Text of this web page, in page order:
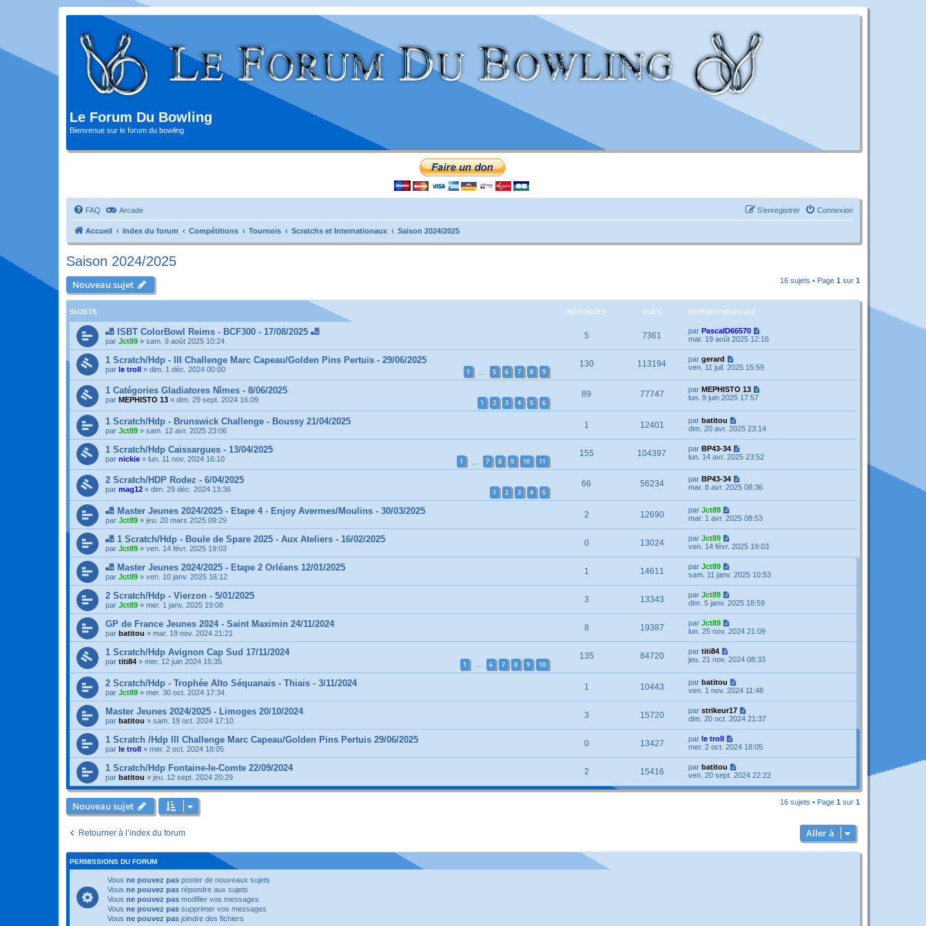
Le Forum Du Bowling
Bienvenue sur le forum du bowling
FAQ Arcade Connexion
S’enregistrer
Accueil Index du forum Compétitions Tournois Scratchs et Internationaux Saison 2024/2025
Saison 2024/2025
Nouveau sujet 16 sujets • Page 1 sur 1
SUJETS RÉPONSES VUES DERNIER MESSAGE
🎳 ISBT ColorBowl Reims - BCF300 - 17/08/2025 🎳
par Jct89 » sam. 9 août 2025 10:24
5 7361 par PascalD66570
mar. 19 août 2025 12:16
1 Scratch/Hdp - III Challenge Marc Capeau/Golden Pins Pertuis - 29/06/2025
par le troll » dim. 1 déc. 2024 00:00 1 5 6 7 8 9
130 113194 par gerard
ven. 11 juil. 2025 15:59
1 Catégories Gladiatores Nîmes - 8/06/2025
par MEPHISTO 13 » dim. 29 sept. 2024 16:09 1 2 3 4 5 6
89 77747 par MEPHISTO 13
lun. 9 juin 2025 17:57
1 Scratch/Hdp - Brunswick Challenge - Boussy 21/04/2025
par Jct89 » sam. 12 avr. 2025 23:06
1 12401 par batitou
dim. 20 avr. 2025 23:14
1 Scratch/Hdp Caissargues - 13/04/2025
par nickie » lun. 11 nov. 2024 16:10 1 7 8 9 10 11
155 104397 par BP43-34
lun. 14 avr. 2025 23:52
2 Scratch/HDP Rodez - 6/04/2025
par mag12 » dim. 29 déc. 2024 13:36 1 2 3 4 5
66 56234 par BP43-34
mar. 8 avr. 2025 08:36
🎳 Master Jeunes 2024/2025 - Etape 4 - Enjoy Avermes/Moulins - 30/03/2025
par Jct89 » jeu. 20 mars 2025 09:29
2 12690 par Jct89
mar. 1 avr. 2025 08:53
🎳 1 Scratch/Hdp - Boule de Spare 2025 - Aux Ateliers - 16/02/2025
par Jct89 » ven. 14 févr. 2025 19:03
0 13024 par Jct89
ven. 14 févr. 2025 19:03
🎳 Master Jeunes 2024/2025 - Etape 2 Orléans 12/01/2025
par Jct89 » ven. 10 janv. 2025 16:12
1 14611 par Jct89
sam. 11 janv. 2025 10:53
2 Scratch/Hdp - Vierzon - 5/01/2025
par Jct89 » mer. 1 janv. 2025 19:08
3 13343 par Jct89
dim. 5 janv. 2025 18:59
GP de France Jeunes 2024 - Saint Maximin 24/11/2024
par batitou » mar. 19 nov. 2024 21:21
8 19387 par Jct89
lun. 25 nov. 2024 21:09
1 Scratch/Hdp Avignon Cap Sud 17/11/2024
par titi84 » mer. 12 juin 2024 15:35 1 … 6 7 8 9 10
135 84720 par titi84
jeu. 21 nov. 2024 08:33
2 Scratch/Hdp - Trophée Alto Séquanais - Thiais - 3/11/2024
par Jct89 » mer. 30 oct. 2024 17:34
1 10443 par batitou
ven. 1 nov. 2024 11:48
Master Jeunes 2024/2025 - Limoges 20/10/2024
par batitou » sam. 19 oct. 2024 17:10
3 15720 par strikeur17
dim. 20 oct. 2024 21:37
1 Scratch /Hdp III Challenge Marc Capeau/Golden Pins Pertuis 29/06/2025
par le troll » mer. 2 oct. 2024 18:05
0 13427 par le troll
mer. 2 oct. 2024 18:05
1 Scratch/Hdp Fontaine-le-Comte 22/09/2024
par batitou » jeu. 12 sept. 2024 20:29
2 15416 par batitou
ven. 20 sept. 2024 22:22
Nouveau sujet 16 sujets • Page 1 sur 1
Retourner à l’index du forum Aller à
PERMISSIONS DU FORUM
Vous ne pouvez pas poster de nouveaux sujets
Vous ne pouvez pas répondre aux sujets
Vous ne pouvez pas modifier vos messages
Vous ne pouvez pas supprimer vos messages
Vous ne pouvez pas joindre des fichiers